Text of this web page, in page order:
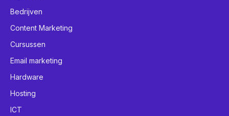
Bedrijven
Content Marketing
Cursussen
Email marketing
Hardware
Hosting
ICT